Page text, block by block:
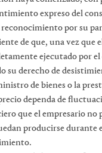
expreso del
por su
de que, una vez que
ejecutado por
su derecho de
de bienes o la
dependa de
que el empresario no
producirse durante